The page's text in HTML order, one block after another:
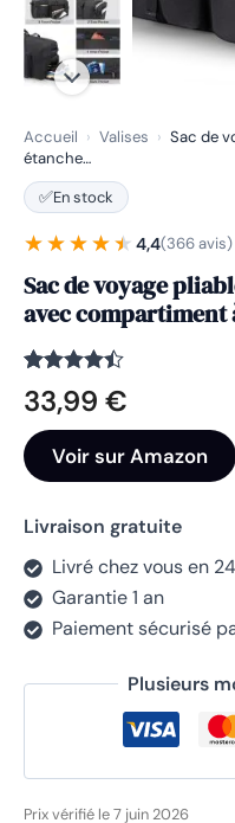
Accueil › Valises › Sac de
étanche…
✅En stock
★★★★★
★★★★★ 4,4(366 avis)
Sac de voyage
avec compartiment
Noté
4.4
sur 5
366
notations
client
33,99 €
Voir sur Amazon
Livraison gratuite
Livré chez vous en
Garantie 1 an
Paiement sécurisé
Plusieurs
Prix vérifié le 7 juin 2026